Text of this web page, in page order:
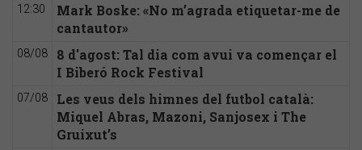
12:30
Mark Boske: «No m’agrada etiquetar-me de
cantautor»
08/08
8 d'agost: Tal dia com avui va començar el
I Biberó Rock Festival
07/08
Les veus dels himnes del futbol català:
Miquel Abras, Mazoni, Sanjosex i The
Gruixut’s